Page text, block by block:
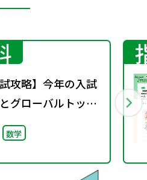
試攻略】今年の入試
グローバルトップ
回）
数学